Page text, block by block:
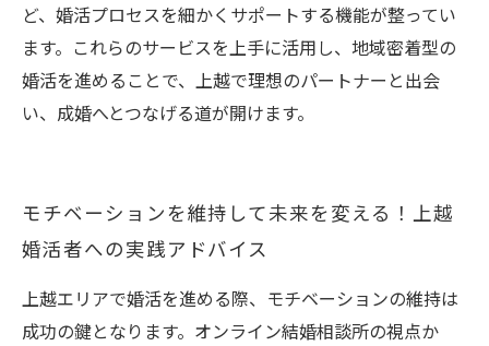
ど、婚活プロセスを細かくサポートする機能が整ってい
ます。これらのサービスを上手に活用し、地域密着型の
婚活を進めることで、上越で理想のパートナーと出会
い、成婚へとつなげる道が開けます。
モチベーションを維持して未来を変える！上越
婚活者への実践アドバイス
上越エリアで婚活を進める際、モチベーションの維持は
成功の鍵となります。オンライン結婚相談所の視点か